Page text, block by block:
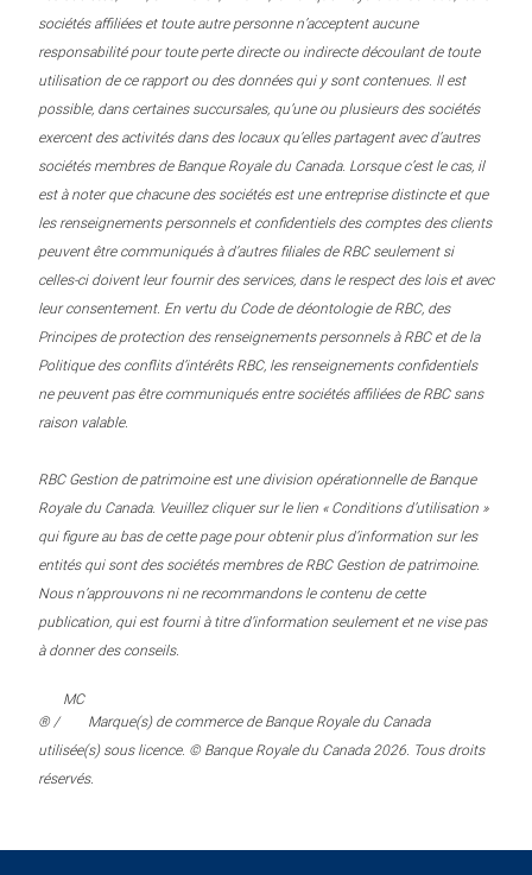
sociétés affiliées et toute autre personne n’acceptent aucune
responsabilité pour toute perte directe ou indirecte découlant de toute
utilisation de ce rapport ou des données qui y sont contenues. Il est
possible, dans certaines succursales, qu’une ou plusieurs des sociétés
exercent des activités dans des locaux qu’elles partagent avec d’autres
sociétés membres de Banque Royale du Canada. Lorsque c’est le cas, il
est à noter que chacune des sociétés est une entreprise distincte et que
les renseignements personnels et confidentiels des comptes des clients
peuvent être communiqués à d’autres filiales de RBC seulement si
celles-ci doivent leur fournir des services, dans le respect des lois et avec
leur consentement. En vertu du Code de déontologie de RBC, des
Principes de protection des renseignements personnels à RBC et de la
Politique des conflits d’intérêts RBC, les renseignements confidentiels
ne peuvent pas être communiqués entre sociétés affiliées de RBC sans
raison valable.
RBC Gestion de patrimoine est une division opérationnelle de Banque
Royale du Canada. Veuillez cliquer sur le lien « Conditions d’utilisation »
qui figure au bas de cette page pour obtenir plus d’information sur les
entités qui sont des sociétés membres de RBC Gestion de patrimoine.
Nous n’approuvons ni ne recommandons le contenu de cette
publication, qui est fourni à titre d’information seulement et ne vise pas
à donner des conseils.
® /
MC
Marque(s) de commerce de Banque Royale du Canada
utilisée(s) sous licence. © Banque Royale du Canada 2026. Tous droits
réservés.